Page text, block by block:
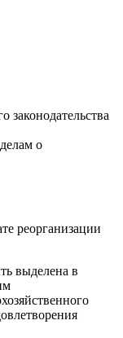
о
реорганизации
выделена в